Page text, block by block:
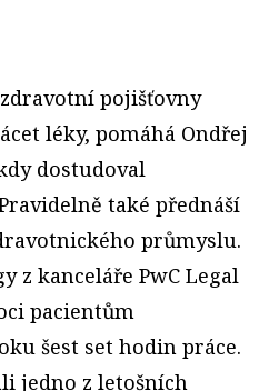
pojišťovny
léky, pomáhá Ondřej
dostudoval
také přednáší
průmyslu.
z kanceláře PwC Legal
pacientům
šest set hodin práce.
jedno z letošních